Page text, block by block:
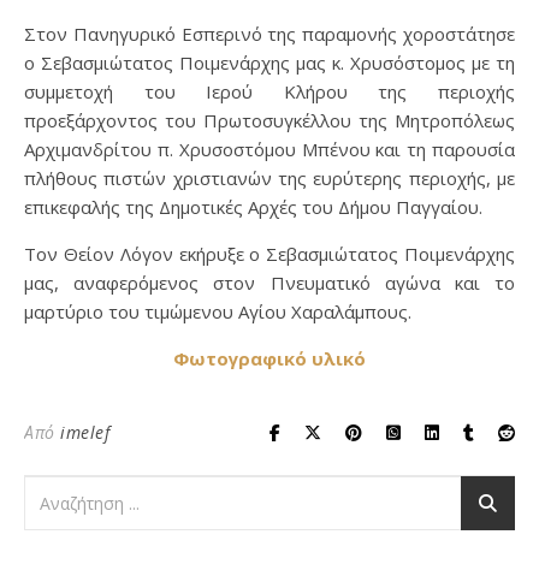
Στον Πανηγυρικό Εσπερινό της παραμονής χοροστάτησε
ο Σεβασμιώτατος Ποιμενάρχης μας κ. Χρυσόστομος με τη
συμμετοχή του Ιερού Κλήρου της περιοχής
προεξάρχοντος του Πρωτοσυγκέλλου της Μητροπόλεως
Αρχιμανδρίτου π. Χρυσοστόμου Μπένου και τη παρουσία
πλήθους πιστών χριστιανών της ευρύτερης περιοχής, με
επικεφαλής της Δημοτικές Αρχές του Δήμου Παγγαίου.
Τον Θείον Λόγον εκήρυξε ο Σεβασμιώτατος Ποιμενάρχης
μας, αναφερόμενος στον Πνευματικό αγώνα και το
μαρτύριο του τιμώμενου Αγίου Χαραλάμπους.
Φωτογραφικό υλικό
Από imelef